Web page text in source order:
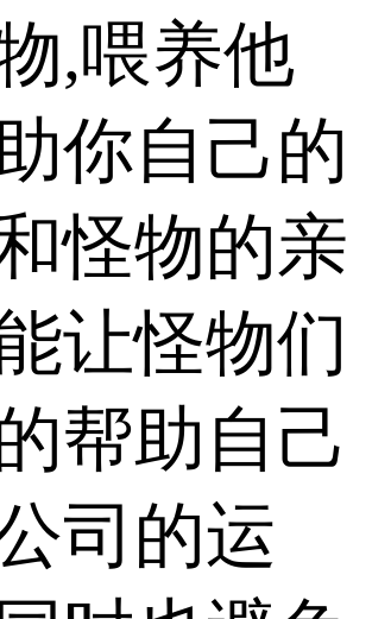
,喂养他
你自己的
怪物的亲
让怪物们
帮助自己
司的运